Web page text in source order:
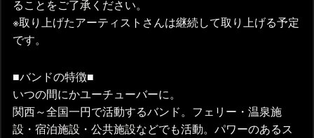
ることをご了承ください。
※取り上げたアーティストさんは継続して取り上げる予定
です。
■バンドの特徴■
いつの間にかユーチューバーに。
関西～全国一円で活動するバンド。フェリー・温泉施
設・宿泊施設・公共施設などでも活動。パワーのあるス